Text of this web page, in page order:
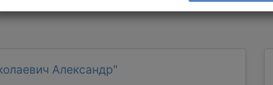
Александр"